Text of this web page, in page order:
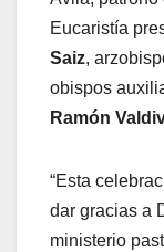
Eucaristía
Saiz,
obispos
Ramón
“Esta
dar gracias a
ministerio